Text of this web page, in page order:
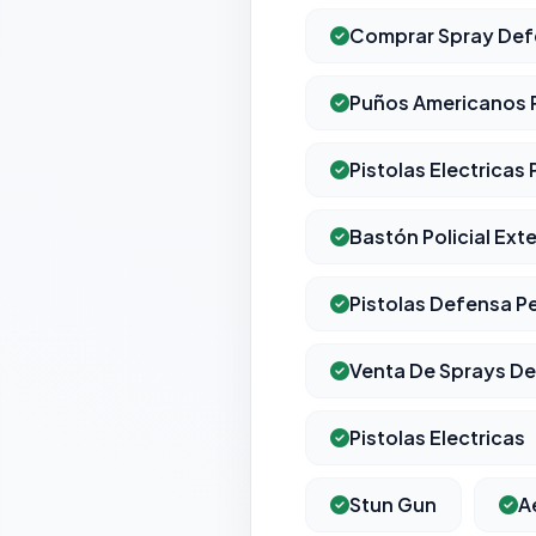
Comprar Spray
Puños Americanos
Pistolas Electricas
Bastón Policial
Pistolas Defensa
Venta De Sprays
Pistolas Electricas
Stun Gun